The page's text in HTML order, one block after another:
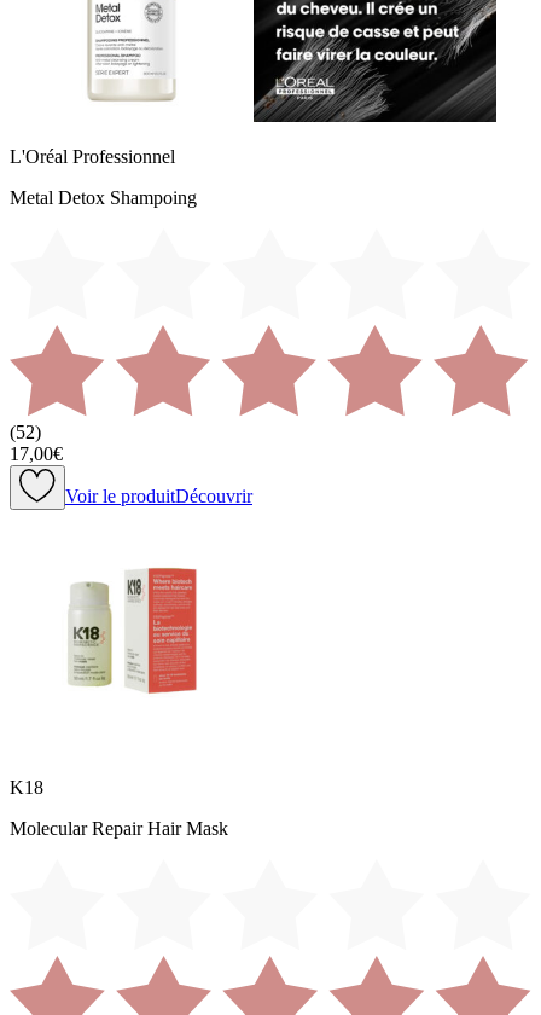
L'Oréal Professionnel
Metal Detox Shampoing
(52)
17,00€
Voir le produitDécouvrir
K18
Molecular Repair Hair Mask